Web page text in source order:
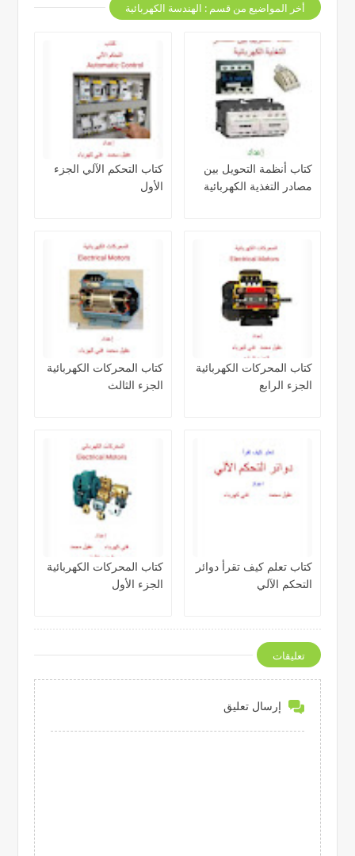
أخر المواضيع من قسم : الهندسة الكهربائية
كتاب أنظمة التحويل بين
مصادر التغذية الكهربائية
كتاب التحكم الآلي الجزء
الأول
كتاب المحركات الكهربائية
الجزء الرابع
كتاب المحركات الكهربائية
الجزء الثالث
كتاب تعلم كيف تقرأ دوائر
التحكم الآلي
كتاب المحركات الكهربائية
الجزء الأول
تعليقات
إرسال تعليق